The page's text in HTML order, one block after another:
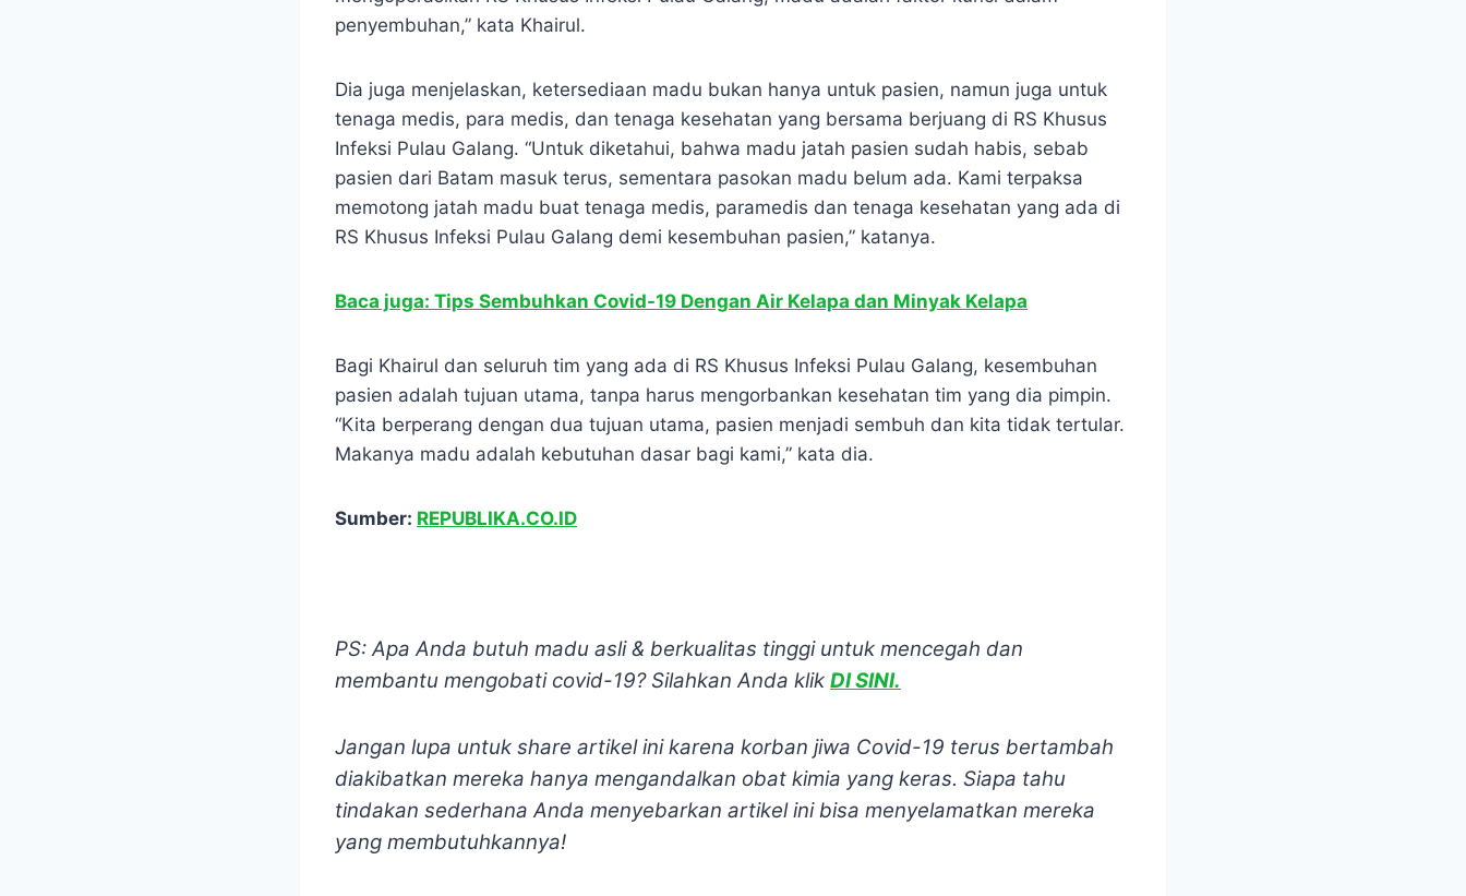
penyembuhan,” kata Khairul.
Dia juga menjelaskan, ketersediaan madu bukan hanya untuk pasien, namun juga untuk
tenaga medis, para medis, dan tenaga kesehatan yang bersama berjuang di RS Khusus
Infeksi Pulau Galang. “Untuk diketahui, bahwa madu jatah pasien sudah habis, sebab
pasien dari Batam masuk terus, sementara pasokan madu belum ada. Kami terpaksa
memotong jatah madu buat tenaga medis, paramedis dan tenaga kesehatan yang ada di
RS Khusus Infeksi Pulau Galang demi kesembuhan pasien,” katanya.
Baca juga: Tips Sembuhkan Covid-19 Dengan Air Kelapa dan Minyak Kelapa
Bagi Khairul dan seluruh tim yang ada di RS Khusus Infeksi Pulau Galang, kesembuhan
pasien adalah tujuan utama, tanpa harus mengorbankan kesehatan tim yang dia pimpin.
“Kita berperang dengan dua tujuan utama, pasien menjadi sembuh dan kita tidak tertular.
Makanya madu adalah kebutuhan dasar bagi kami,” kata dia.
Sumber: REPUBLIKA.CO.ID
PS: Apa Anda butuh madu asli & berkualitas tinggi untuk mencegah dan
membantu mengobati covid-19? Silahkan Anda klik DI SINI.
Jangan lupa untuk share artikel ini karena korban jiwa Covid-19 terus bertambah
diakibatkan mereka hanya mengandalkan obat kimia yang keras. Siapa tahu
tindakan sederhana Anda menyebarkan artikel ini bisa menyelamatkan mereka
yang membutuhkannya!